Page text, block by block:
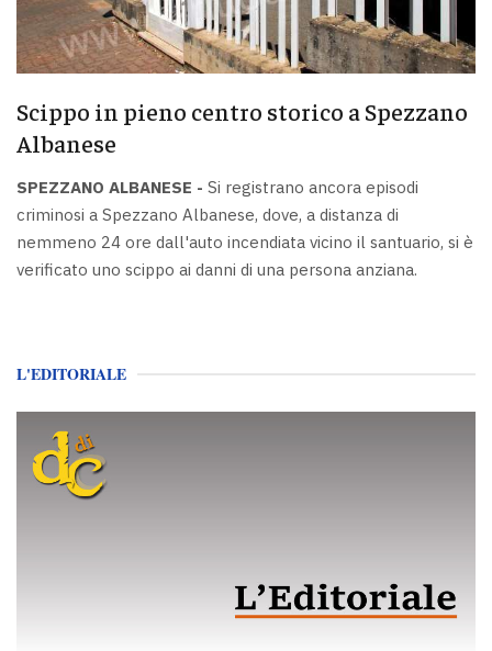
Scippo in pieno centro storico a Spezzano
Albanese
SPEZZANO ALBANESE - Si registrano ancora episodi
criminosi a Spezzano Albanese, dove, a distanza di
nemmeno 24 ore dall'auto incendiata vicino il santuario, si è
verificato uno scippo ai danni di una persona anziana.
L'EDITORIALE